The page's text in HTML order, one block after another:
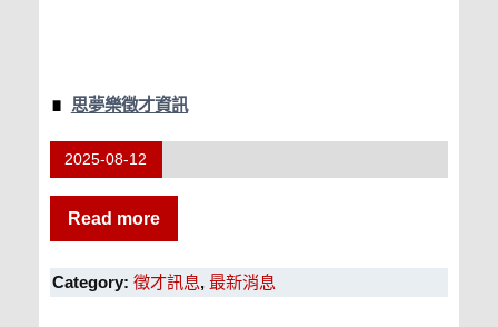
思夢樂徵才資訊
2025-08-12
Read more
Category: 徵才訊息, 最新消息